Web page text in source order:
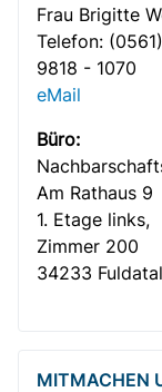
Frau Brigitte
Telefon: (0561)
9818 - 1070
eMail
Büro:
Am Rathaus 9
1. Etage links,
Zimmer 200
34233 Fuldatal
MITMACHEN